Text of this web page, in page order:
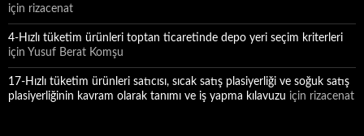
için rizacenat
4-Hızlı tüketim ürünleri toptan ticaretinde depo yeri seçim kriterleri
için Yusuf Berat Komşu
17-Hızlı tüketim ürünleri satıcısı, sıcak satış plasiyerliği ve soğuk satış
plasiyerliğinin kavram olarak tanımı ve iş yapma kılavuzu için rizacenat